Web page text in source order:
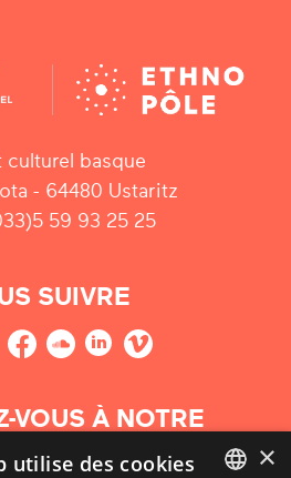
culturel basque
- 64480 Ustaritz
59 93 25 25
SUIVRE
VOUS À NOTRE
×
utilise des cookies